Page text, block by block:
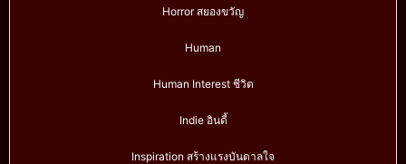
Horror สยองขวัญ
Human
Human Interest ชีวิต
Indie อินดี้
Inspiration สร้างแรงบันดาลใจ